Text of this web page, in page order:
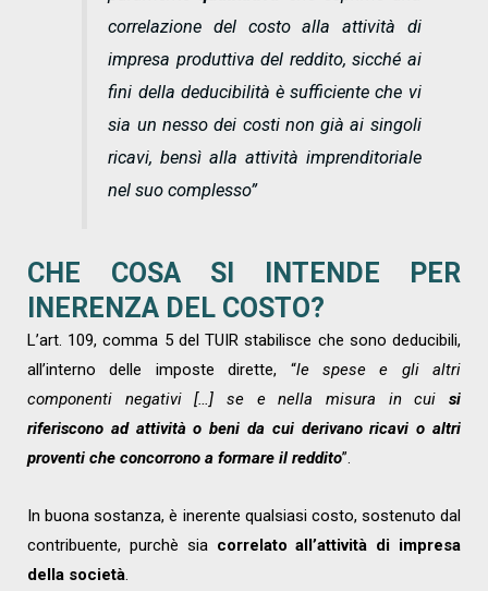
correlazione del costo alla attività di
impresa produttiva del reddito, sicché ai
fini della deducibilità è sufficiente che vi
sia un nesso dei costi non già ai singoli
ricavi, bensì alla attività imprenditoriale
nel suo complesso”
CHE COSA SI INTENDE PER
INERENZA DEL COSTO?
L’art. 109, comma 5 del TUIR stabilisce che sono deducibili,
all’interno delle imposte dirette, “le spese e gli altri
componenti negativi […] se e nella misura in cui si
riferiscono ad attività o beni da cui derivano ricavi o altri
proventi che concorrono a formare il reddito”.
In buona sostanza, è inerente qualsiasi costo, sostenuto dal
contribuente, purchè sia correlato all’attività di impresa
della società.